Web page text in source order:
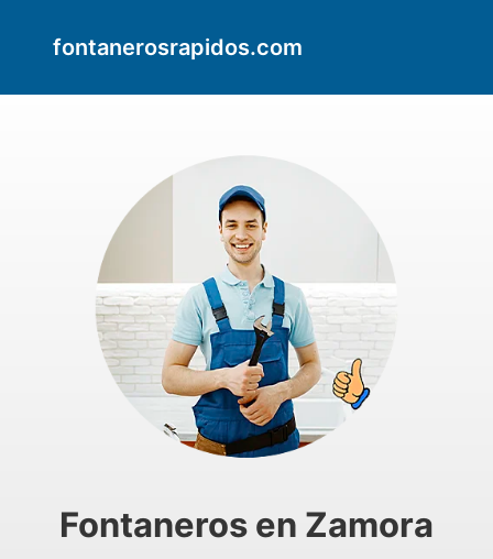
fontanerosrapidos.com
Fontaneros en Zamora